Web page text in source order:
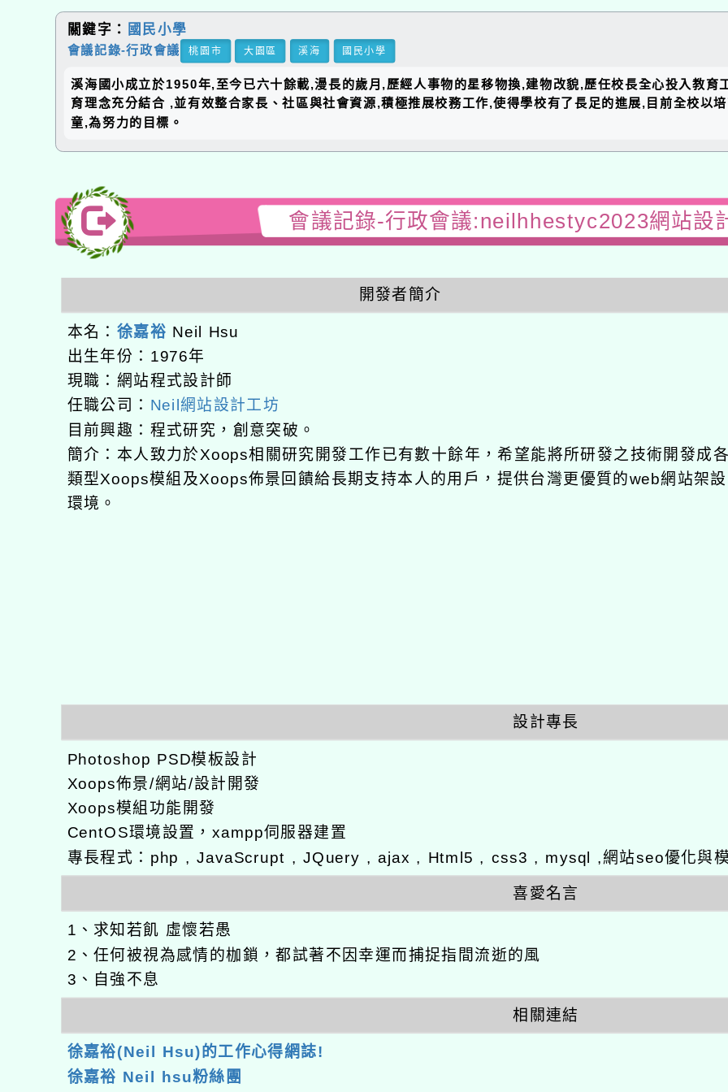
關鍵字： 國民小學
會議記錄-行政會議 桃園市 大園區 溪海 國民小學
溪海國小成立於1950年,至今已六十餘載,漫長的歲月,歷經人事物的星移物換,建物改貌,歷任校長全心投入教育
育理念充分結合 ,並有效整合家長、社區與社會資源,積極推展校務工作,使得學校有了長足的進展,目前全校以
童,為努力的目標。
會議記錄-行政會議:neilhhestyc2023網站設
開發者簡介
本名： 徐嘉裕 Neil Hsu
出生年份：1976年
現職：網站程式設計師
任職公司： Neil網站設計工坊
目前興趣：程式研究，創意突破。
簡介：本人致力於Xoops相關研究開發工作已有數十餘年，希望能將所研發之技術開發成
類型Xoops模組及Xoops佈景回饋給長期支持本人的用戶，提供台灣更優質的web網站架設
環境。
設計專長
Photoshop PSD模板設計
Xoops佈景/網站/設計開發
Xoops模組功能開發
CentOS環境設置，xampp伺服器建置
專長程式：php , JavaScrupt , JQuery , ajax , Html5 , css3 , mysql ,網站seo優化與
喜愛名言
1、求知若飢 虛懷若愚
2、任何被視為感情的枷鎖，都試著不因幸運而捕捉指間流逝的風
3、自強不息
相關連結
徐嘉裕(Neil Hsu)的工作心得網誌!
徐嘉裕 Neil hsu粉絲團